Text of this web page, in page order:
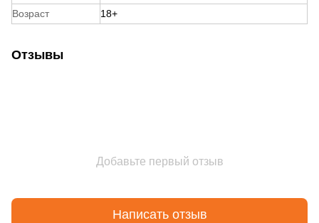
Возраст 18+
Отзывы
Добавьте первый отзыв
Написать отзыв